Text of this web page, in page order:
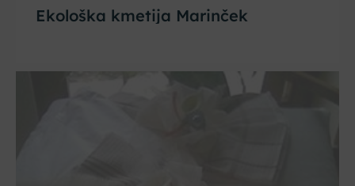
Ekološka kmetija Marinček